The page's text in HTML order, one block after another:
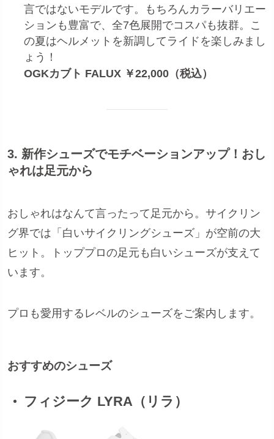
言ではないモデルです。もちろんカラーバリエー
ションも豊富で、全7色展開でコスパも抜群。こ
の夏はヘルメットを新調してライドを楽しみまし
ょう！
OGKカブト FALUX ￥22,000（税込）
3. 新作シューズでモチベーションアップ！おし
ゃれは足元から
おしゃれはなんて言ったって足元から。サイクリン
グ界では「白いサイクリングシューズ」が空前の大
ヒット。トッププロの足元も白いシューズが支えて
います。
プロも愛用するレベルのシューズをご案内します。
おすすめのシューズ
フィジーク LYRA（リラ）